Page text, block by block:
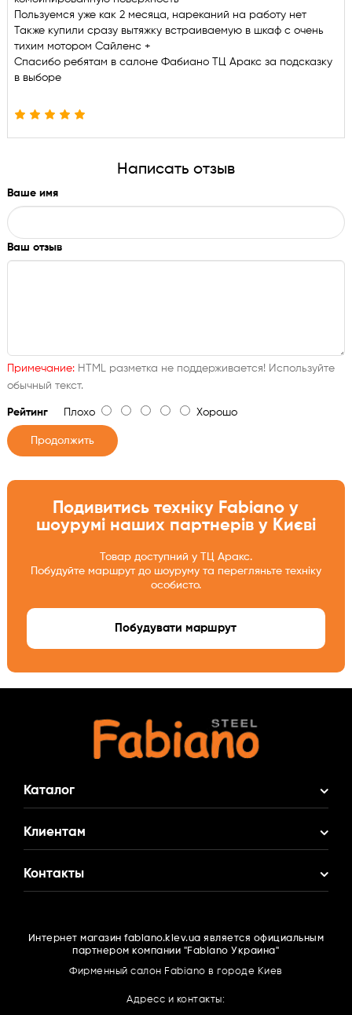
Пользуемся уже как 2 месяца, нареканий на работу нет
Также купили сразу вытяжку встраиваемую в шкаф с очень
тихим мотором Сайленс +
Спасибо ребятам в салоне Фабиано ТЦ Аракс за подсказку
в выборе
Написать отзыв
Ваше имя
Ваш отзыв
Примечание:HTML разметка не поддерживается! Используйте
обычный текст.
РейтингПлохо Хорошо
Продолжить
Подивитись техніку Fabiano у
шоурумі наших партнерів у Києві
Товар доступний у ТЦ Аракс.
Побудуйте маршрут до шоуруму та перегляньте техніку
особисто.
Побудувати маршрут
Каталог
Акционные Комплекты
Кухонные мойки
Измельчители пищевых отходов
Клиентам
О нас
Контакты
Сотрудничество
Контакты
(063)166 16 67
516 77 80
Обратный звонок
Интернет магазин fabiano.kiev.ua является официальным
партнером компании "Fabiano Украина"
Фирменный салон Fabiano в городе Киев
Адресс и контакты: